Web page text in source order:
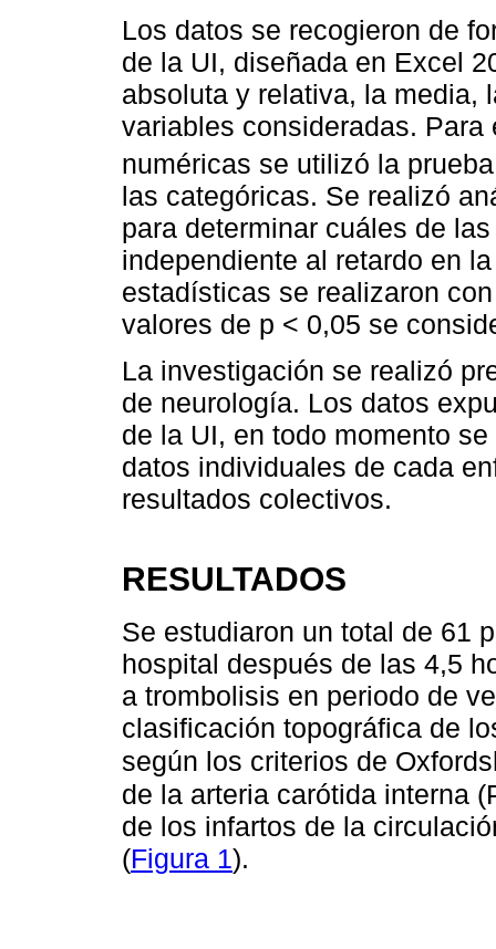
Los datos se recogieron de
de la UI, diseñada en Excel
absoluta y relativa, la media,
variables consideradas.
numéricas se utilizó la
las categóricas. Se realizó
para determinar cuáles de
independiente al retardo en
estadísticas se realizaron
valores de p < 0,05 se
La investigación se realizó
de neurología. Los datos
de la UI, en todo momento
datos individuales de cada
resultados colectivos.
RESULTADOS
Se estudiaron un total de 61
hospital después de las 4,5
a trombolisis en periodo de
clasificación topográfica de
según los criterios de
de la arteria carótida interna
de los infartos de la
(Figura 1).